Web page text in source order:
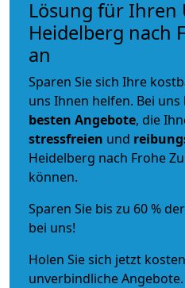
Lösung für Ihren
Heidelberg nach
an
Sparen Sie sich Ihre
uns Ihnen helfen. Bei
besten Angebote, die
stressfreien und
Heidelberg nach Frohe
können.
Sparen Sie bis zu 60 %
bei uns!
Holen Sie sich jetzt
unverbindliche Angebote.